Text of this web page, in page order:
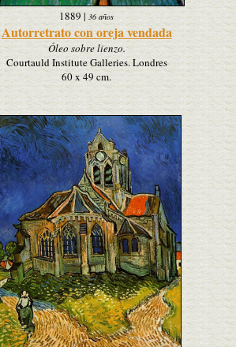
1889 | 36 años
Autorretrato con oreja vendada
Óleo sobre lienzo.
Courtauld Institute Galleries. Londres
60 x 49 cm.